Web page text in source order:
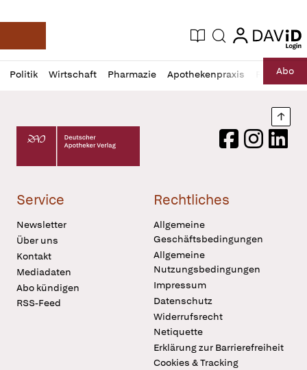
Deutsche Apotheker Zeitung
Aktuelle Ausgabe
Suche login
login
Politik Wirtschaft Pharmazie Apothekenpraxis RechtAbo
Profil
öffnen
Daz
Pur
Deutscher Apotheker Verlag Logo
FacebookInstagram
Service
Newsletter
Über uns
Kontakt
Mediadaten
Abo kündigen
RSS-Feed
Rechtliches
Allgemeine
Geschäftsbedingungen
Allgemeine
Nutzungsbedingungen
Impressum
Datenschutz
Widerrufsrecht
Netiquette
Erklärung zur Barrierefreiheit
Cookies & Tracking